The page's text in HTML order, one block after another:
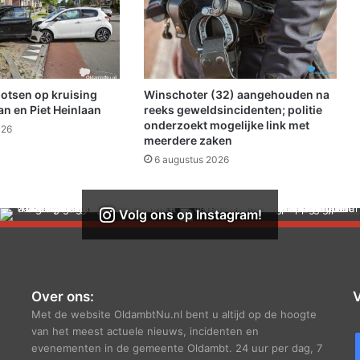
d
e
n
v
a
j
s
e
i
s
op kruising
en Piet Heinlaan
Winschoter (32) aangehouden na
reeks geweldsincidenten; politie
onderzoekt mogelijke link met
meerdere zaken
6 augustus 2026
Volg ons op Instagram!
Over ons:
Met de website OldambtNu.nl bent u altijd op de hoogte
van het meest actuele nieuws, incidenten en
evenementen in de gemeente Oldambt. 24 uur per dag, 7